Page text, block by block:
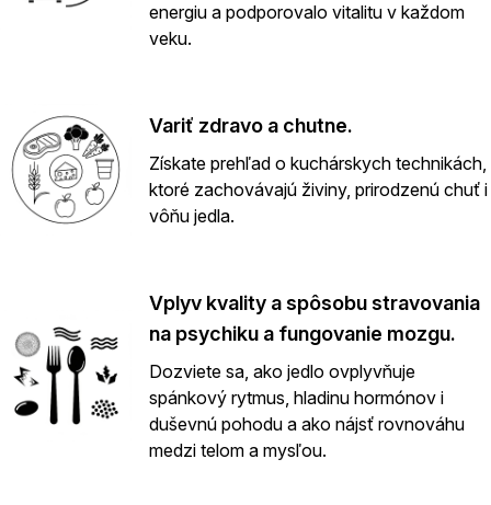
energiu a podporovalo vitalitu v každom
veku.
Variť zdravo a chutne.
Získate prehľad o kuchárskych technikách,
ktoré zachovávajú živiny, prirodzenú chuť i
vôňu jedla.
Vplyv kvality a spôsobu stravovania
na psychiku a fungovanie mozgu.
Dozviete sa, ako jedlo ovplyvňuje
spánkový rytmus, hladinu hormónov i
duševnú pohodu a ako nájsť rovnováhu
medzi telom a mysľou.